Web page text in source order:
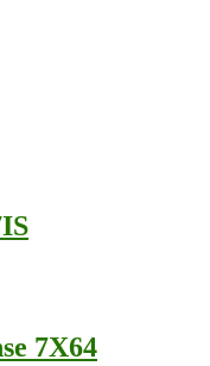
7X64